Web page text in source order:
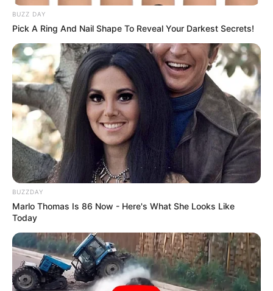
BUZZ DAY
Pick A Ring And Nail Shape To Reveal Your Darkest Secrets!
BUZZDAY
Marlo Thomas Is 86 Now - Here's What She Looks Like
Today